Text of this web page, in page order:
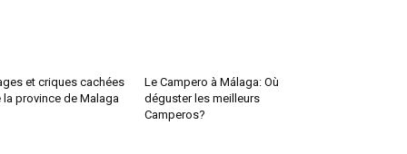
et criques cachées
la province de Malaga
Le Campero à Málaga: Où
déguster les meilleurs
Camperos?